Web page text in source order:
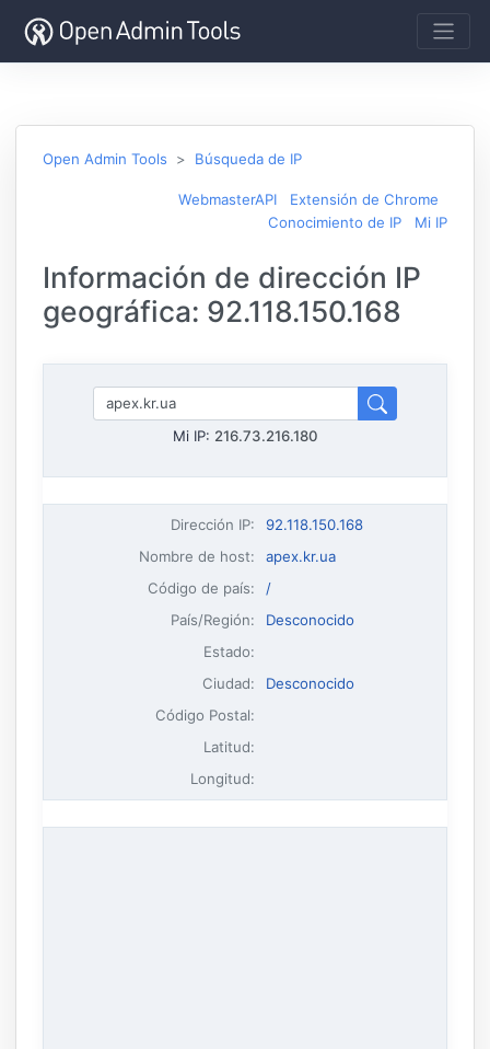
Open Admin Tools Búsqueda de IP
WebmasterAPI
Extensión de Chrome
Conocimiento de IP
Mi IP
Información de dirección IP
geográfica: 92.118.150.168
Mi IP: 216.73.216.180
Dirección IP:
92.118.150.168
Nombre de host:
apex.kr.ua
Código de país:
/
País/Región:
Desconocido
Estado:
Ciudad:
Desconocido
Código Postal:
Latitud:
Longitud: